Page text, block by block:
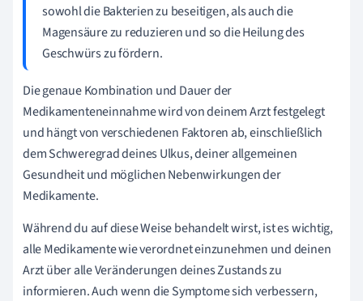
sowohl die Bakterien zu beseitigen, als auch die
Magensäure zu reduzieren und so die Heilung des
Geschwürs zu fördern.
Die genaue Kombination und Dauer der
Medikamenteneinnahme wird von deinem Arzt festgelegt
und hängt von verschiedenen Faktoren ab, einschließlich
dem Schweregrad deines Ulkus, deiner allgemeinen
Gesundheit und möglichen Nebenwirkungen der
Medikamente.
Während du auf diese Weise behandelt wirst, ist es wichtig,
alle Medikamente wie verordnet einzunehmen und deinen
Arzt über alle Veränderungen deines Zustands zu
informieren. Auch wenn die Symptome sich verbessern,